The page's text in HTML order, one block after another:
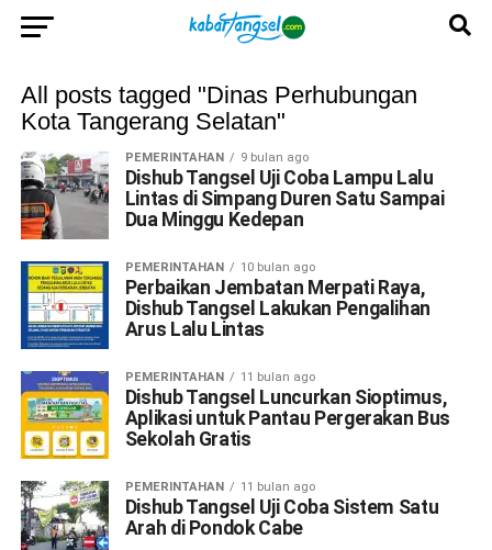
All posts tagged "Dinas Perhubungan
Kota Tangerang Selatan"
PEMERINTAHAN 9 bulan ago
Dishub Tangsel Uji Coba Lampu Lalu
Lintas di Simpang Duren Satu Sampai
Dua Minggu Kedepan
PEMERINTAHAN 10 bulan ago
Perbaikan Jembatan Merpati Raya,
Dishub Tangsel Lakukan Pengalihan
Arus Lalu Lintas
PEMERINTAHAN 11 bulan ago
Dishub Tangsel Luncurkan Sioptimus,
Aplikasi untuk Pantau Pergerakan Bus
Sekolah Gratis
PEMERINTAHAN 11 bulan ago
Dishub Tangsel Uji Coba Sistem Satu
Arah di Pondok Cabe